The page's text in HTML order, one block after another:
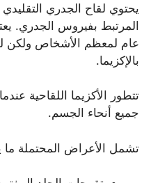
يحتوي لقاح الجدري
المرتبط بفيروس الجدري.
عام لمعظم الأشخاص ولكن
بالإكزيما.
تتطور الأكزيما اللقاحية
جميع أنحاء الجسم.
تشمل الأعراض المحتملة ما